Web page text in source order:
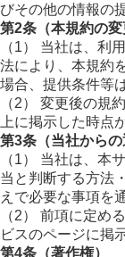
びその他の情報の
第2条（本規約の変
（1） 当社は、利
法により、本規約
場合、提供条件等
（2） 変更後の規
上に掲示した時点
第3条（当社からの
（1） 当社は、本
当と判断する方法
えで必要な事項を
（2） 前項に定め
ビスのページに掲
第4条（著作権）